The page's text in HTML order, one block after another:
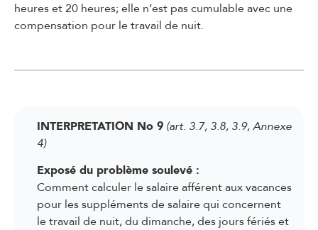
3.7 Travail de nuit
3.11 Durée du travail
3.12 Repos
3.13 Pauses
3.14 Jours fériés
3.15 Congés usuels
heures et 20 heures; elle n’est pas cumulable avec une
compensation pour le travail de nuit.
INTERPRETATION No 9 (art. 3.7, 3.8, 3.9, Annexe
4)
Exposé du problème soulevé :
Comment calculer le salaire afférent aux vacances
pour les suppléments de salaire qui concernent
le travail de nuit, du dimanche, des jours fériés et